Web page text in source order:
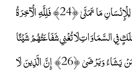
رَبِّهِمُ الْهُدَىٰ ﴿23﴾ أَمْ لِلْإِنْسَانِ مَا تَمَنَّىٰ ﴿24﴾ فَلِلَّهِ الْآخِرَةُ
مِنْ مَلَكٍ فِي السَّمَاوَاتِ لَا تُغْنِي شَفَاعَتُهُمْ شَيْئًا
إِلَّا مِنْ بَعْدِ أَنْ يَأْذَنَ اللَّهُ لِمَنْ يَشَاءُ وَيَرْضَىٰ ﴿26﴾ إِنَّ الَّذِينَ لَا